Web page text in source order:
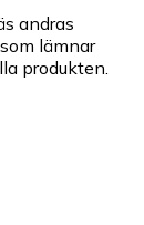
andras
lämnar
produkten.